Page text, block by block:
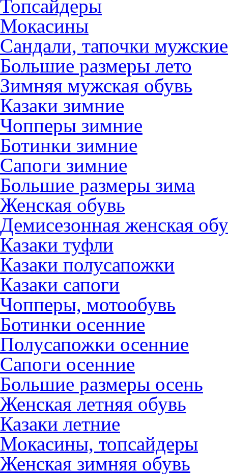
Топсайдеры
Мокасины
Сандали, тапочки мужские
Большие размеры лето
Зимняя мужская обувь
Казаки зимние
Чопперы зимние
Ботинки зимние
Сапоги зимние
Большие размеры зима
Женская обувь
Демисезонная женская
Казаки туфли
Казаки полусапожки
Казаки сапоги
Чопперы, мотообувь
Ботинки осенние
Полусапожки осенние
Сапоги осенние
Большие размеры осень
Женская летняя обувь
Казаки летние
Мокасины, топсайдеры
Женская зимняя обувь